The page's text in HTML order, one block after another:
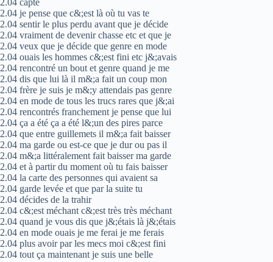
2.04 capté
2.04 je pense que c&;est là où tu vas te
2.04 sentir le plus perdu avant que je décide
2.04 vraiment de devenir chasse etc et que je
2.04 veux que je décide que genre en mode
2.04 ouais les hommes c&;est fini etc j&;avais
2.04 rencontré un bout et genre quand je me
2.04 dis que lui là il m&;a fait un coup mon
2.04 frère je suis je m&;y attendais pas genre
2.04 en mode de tous les trucs rares que j&;ai
2.04 rencontrés franchement je pense que lui
2.04 ça a été ça a été l&;un des pires parce
2.04 que entre guillemets il m&;a fait baisser
2.04 ma garde ou est-ce que je dur ou pas il
2.04 m&;a littéralement fait baisser ma garde
2.04 et à partir du moment où tu fais baisser
2.04 la carte des personnes qui avaient sa
2.04 garde levée et que par la suite tu
2.04 décides de la trahir
2.04 c&;est méchant c&;est très très méchant
2.04 quand je vous dis que j&;étais là j&;étais
2.04 en mode ouais je me ferai je me ferais
2.04 plus avoir par les mecs moi c&;est fini
2.04 tout ça maintenant je suis une belle